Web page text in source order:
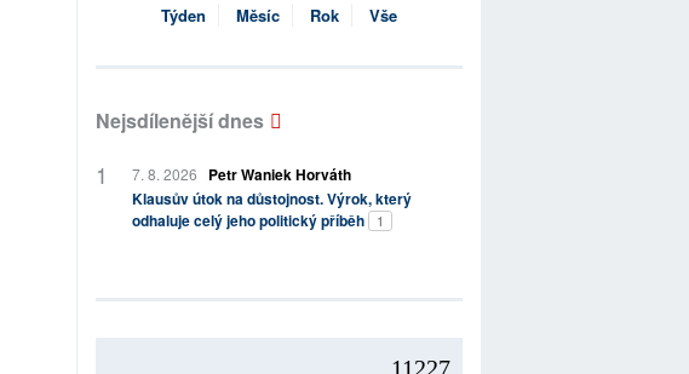
Týden Měsíc Rok Vše
Nejsdílenější dnes
7. 8. 2026
Petr Waniek Horváth
Klausův útok na důstojnost. Výrok, který
odhaluje celý jeho politický příběh
1
11227